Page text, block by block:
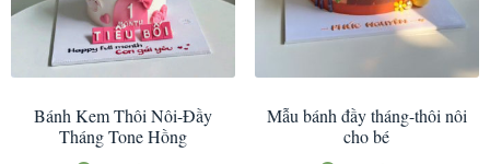
Bánh Kem Thôi Nôi-Đầy
Tháng Tone Hồng
Mẫu bánh đầy tháng-thôi nôi
cho bé